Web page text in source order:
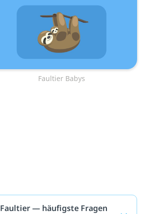
Faultier Babys
Faultier — häufigste Fragen